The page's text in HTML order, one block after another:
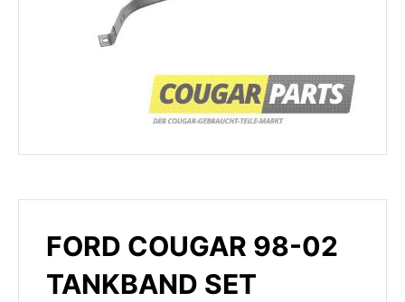
FORD COUGAR 98-02
TANKBAND SET